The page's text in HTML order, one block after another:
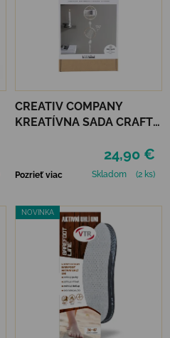
CREATIV COMPANY
KREATÍVNA SADA CRAFT
24,90 €
Pozrieť viac Skladom (2 ks)
NOVINKA